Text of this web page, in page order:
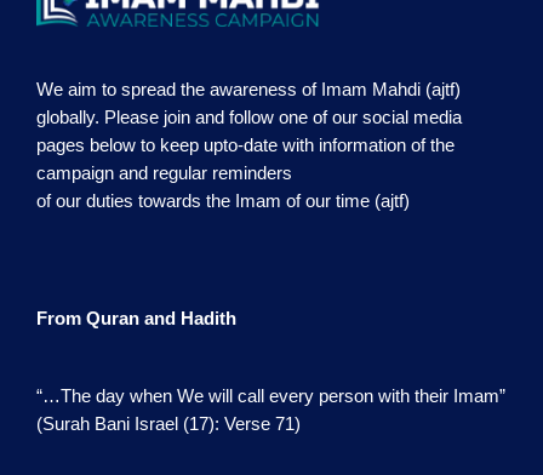
We aim to spread the awareness of Imam Mahdi (ajtf)
globally. Please join and follow one of our social media
pages below to keep upto-date with information of the
campaign and regular reminders
of our duties towards the Imam of our time (ajtf)
From Quran and Hadith
“…The day when We will call every person with their Imam”
(Surah Bani Israel (17): Verse 71)